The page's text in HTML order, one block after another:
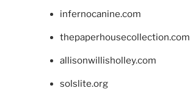
infernocanine.com
thepaperhousecollection.com
allisonwillisholley.com
solslite.org